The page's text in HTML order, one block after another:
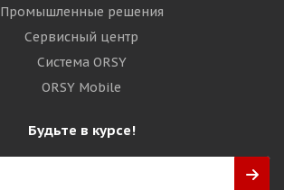
Промышленные решения
Сервисный центр
Система ORSY
ORSY Mobile
Будьте в курсе!